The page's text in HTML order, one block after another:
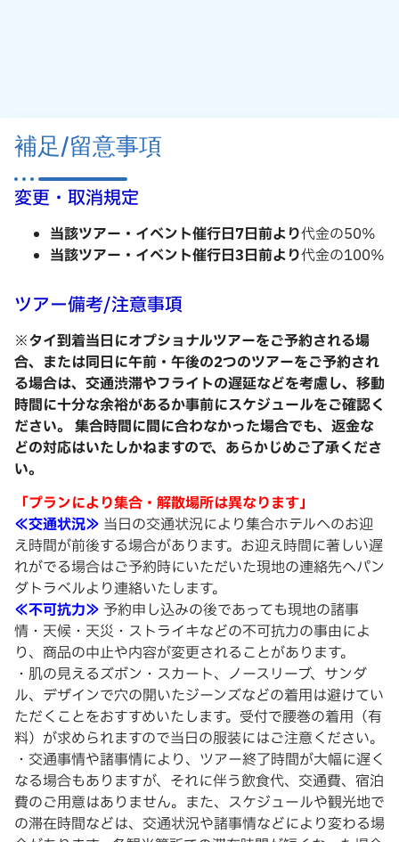
補足/留意事項
変更・取消規定
当該ツアー・イベント催行日7日前より代金の50%
当該ツアー・イベント催行日3日前より代金の100%
ツアー備考/注意事項
※タイ到着当日にオプショナルツアーをご予約される場
合、または同日に午前・午後の2つのツアーをご予約され
る場合は、交通渋滞やフライトの遅延などを考慮し、移動
時間に十分な余裕があるか事前にスケジュールをご確認く
ださい。 集合時間に間に合わなかった場合でも、返金な
どの対応はいたしかねますので、あらかじめご了承くださ
い。
「プランにより集合・解散場所は異なります」
≪交通状況≫ 当日の交通状況により集合ホテルへのお迎
え時間が前後する場合があります。お迎え時間に著しい遅
れがでる場合はご予約時にいただいた現地の連絡先へパン
ダトラベルより連絡いたします。
≪不可抗力≫ 予約申し込みの後であっても現地の諸事
情・天候・天災・ストライキなどの不可抗力の事由によ
り、商品の中止や内容が変更されることがあります。
・肌の見えるズボン・スカート、ノースリーブ、サンダ
ル、デザインで穴の開いたジーンズなどの着用は避けてい
ただくことをおすすめいたします。受付で腰巻の着用（有
料）が求められますので当日の服装にはご注意ください。
・交通事情や諸事情により、ツアー終了時間が大幅に遅く
なる場合もありますが、それに伴う飲食代、交通費、宿泊
費のご用意はありません。また、スケジュールや観光地で
の滞在時間などは、交通状況や諸事情などにより変わる場